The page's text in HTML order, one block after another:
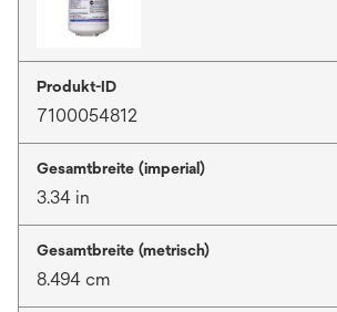
Produkt-ID
7100054812
Gesamtbreite (imperial)
3.34 in
Gesamtbreite (metrisch)
8.494 cm